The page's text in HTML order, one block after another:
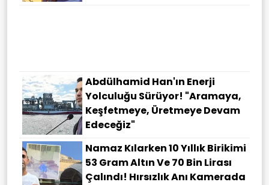
Abdülhamid Han'ın Enerji
Yolculuğu Sürüyor! "Aramaya,
Keşfetmeye, Üretmeye Devam
Edeceğiz"
Namaz Kılarken 10 Yıllık Birikimi
53 Gram Altın Ve 70 Bin Lirası
Çalındı! Hırsızlık Anı Kamerada